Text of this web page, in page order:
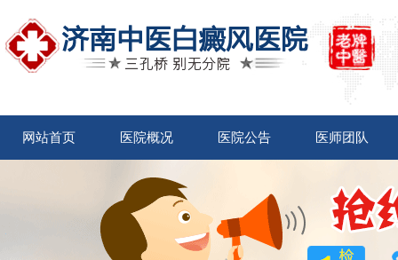
网站首页 医院概况 医院公告 医师团队